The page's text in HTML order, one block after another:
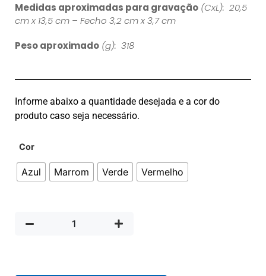
Medidas aproximadas para gravação (CxL): 20,5
cm x 13,5 cm – Fecho 3,2 cm x 3,7 cm
Peso aproximado (g): 318
Informe abaixo a quantidade desejada e a cor do
produto caso seja necessário.
Cor
Azul Marrom Verde Vermelho